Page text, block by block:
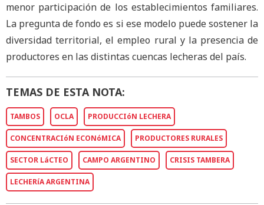
menor participación de los establecimientos familiares.
La pregunta de fondo es si ese modelo puede sostener la
diversidad territorial, el empleo rural y la presencia de
productores en las distintas cuencas lecheras del país.
TEMAS DE ESTA NOTA:
TAMBOS OCLA PRODUCCIóN LECHERA
CONCENTRACIóN ECONóMICA PRODUCTORES RURALES
SECTOR LáCTEO CAMPO ARGENTINO CRISIS TAMBERA
LECHERíA ARGENTINA